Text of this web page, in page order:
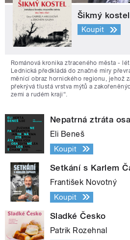
Šikmý
Koupit
Románová kronika ztraceného města -
Lednická předkládá do značné míry
měnící obraz hornického regionu, jehož
překrývá tlustá vrstva mýtů a
zemi a rudém kraji“.
Nepatrná ztráta
Eli Beneš
Koupit
Setkání s Karlem
František Novotný
Koupit
Sladké Česko
Patrik Rozehnal